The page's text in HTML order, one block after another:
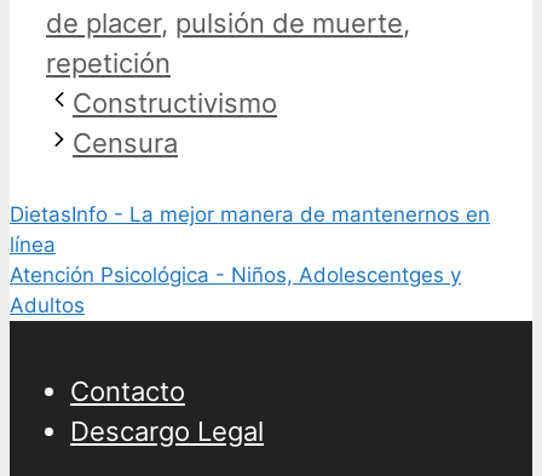
de placer, pulsión de muerte,
repetición
Constructivismo
Censura
DietasInfo - La mejor manera de mantenernos en
línea
Atención Psicológica - Niños, Adolescentges y
Adultos
Contacto
Descargo Legal